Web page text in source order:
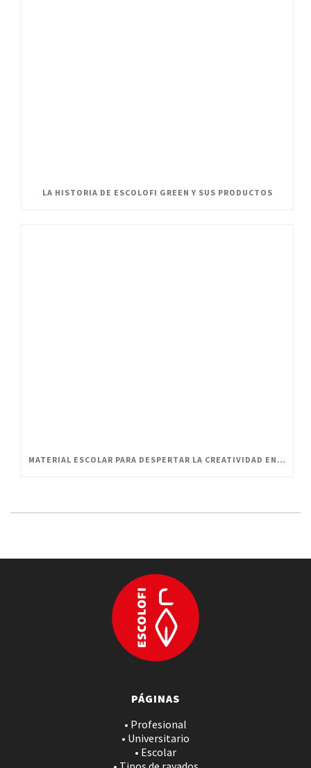
LA HISTORIA DE ESCOLOFI GREEN Y SUS PRODUCTOS
MATERIAL ESCOLAR PARA DESPERTAR LA CREATIVIDAD EN PEQUEÑOS ARTISTAS
PÁGINAS
• Profesional
• Universitario
• Escolar